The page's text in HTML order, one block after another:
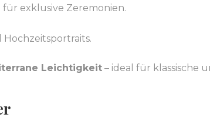
exklusive Zeremonien.
Leichtigkeit – ideal für klassische